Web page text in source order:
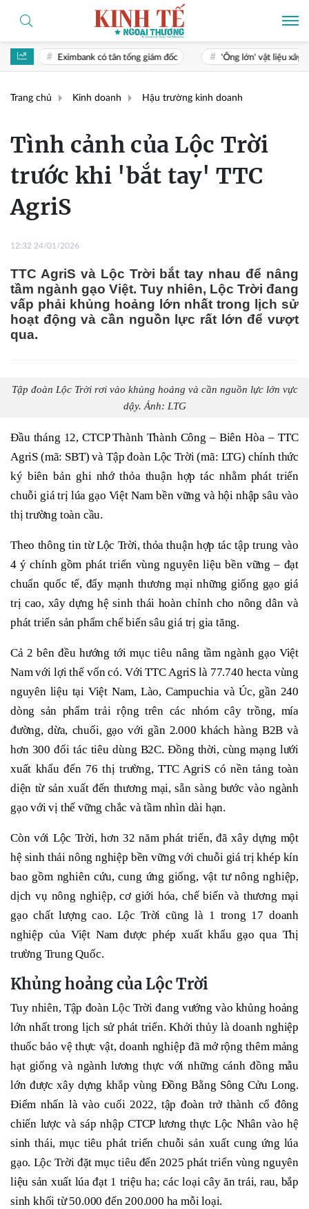
có tân tổng giám đốc 'Ông lớn' vật liệu xây dựng Thái Lan
Trang chủ Kinh doanh Hậu trường kinh doanh
Tình cảnh của Lộc Trời
trước khi 'bắt tay' TTC
AgriS
12:32 24/01/2026
TTC AgriS và Lộc Trời bắt tay nhau để nâng
tầm ngành gạo Việt. Tuy nhiên, Lộc Trời đang
vấp phải khủng hoảng lớn nhất trong lịch sử
hoạt động và cần nguồn lực rất lớn để vượt
qua.
Tập đoàn Lộc Trời rơi vào khủng hoảng và cần nguồn lực lớn vực
dậy. Ảnh: LTG
Đầu tháng 12, CTCP Thành Thành Công – Biên Hòa – TTC
AgriS (mã: SBT) và Tập đoàn Lộc Trời (mã: LTG) chính thức
ký biên bản ghi nhớ thỏa thuận hợp tác nhằm phát triển
chuỗi giá trị lúa gạo Việt Nam bền vững và hội nhập sâu vào
thị trường toàn cầu.
Theo thông tin từ Lộc Trời, thỏa thuận hợp tác tập trung vào
4 ý chính gồm phát triển vùng nguyên liệu bền vững – đạt
chuẩn quốc tế, đẩy mạnh thương mại những giống gạo giá
trị cao, xây dựng hệ sinh thái hoàn chỉnh cho nông dân và
phát triển sản phẩm chế biến sâu giá trị gia tăng.
Cả 2 bên đều hướng tới mục tiêu nâng tầm ngành gạo Việt
Nam với lợi thế vốn có. Với TTC AgriS là 77.740 hecta vùng
nguyên liệu tại Việt Nam, Lào, Campuchia và Úc, gần 240
dòng sản phẩm trải rộng trên các nhóm cây trồng, mía
đường, dừa, chuối, gạo với gần 2.000 khách hàng B2B và
hơn 300 đối tác tiêu dùng B2C. Đồng thời, cùng mạng lưới
xuất khẩu đến 76 thị trường, TTC AgriS có nền tảng toàn
diện từ sản xuất đến thương mại, sẵn sàng bước vào ngành
gạo với vị thế vững chắc và tầm nhìn dài hạn.
Còn với Lộc Trời, hơn 32 năm phát triển, đã xây dựng một
hệ sinh thái nông nghiệp bền vững với chuỗi giá trị khép kín
bao gồm nghiên cứu, cung ứng giống, vật tư nông nghiệp,
dịch vụ nông nghiệp, cơ giới hóa, chế biến và thương mại
gạo chất lượng cao. Lộc Trời cũng là 1 trong 17 doanh
nghiệp của Việt Nam được phép xuất khẩu gạo qua Thị
trường Trung Quốc.
Khủng hoảng của Lộc Trời
Tuy nhiên, Tập đoàn Lộc Trời đang vướng vào khủng hoảng
lớn nhất trong lịch sử phát triển. Khởi thủy là doanh nghiệp
thuốc bảo vệ thực vật, doanh nghiệp đã mở rộng thêm mảng
hạt giống và ngành lương thực với những cánh đồng mẫu
lớn được xây dựng khắp vùng Đồng Bằng Sông Cửu Long.
Điểm nhấn là vào cuối 2022, tập đoàn trở thành cổ đông
chiến lược và sáp nhập CTCP lương thực Lộc Nhân vào hệ
sinh thái, mục tiêu phát triển chuỗi sản xuất cung ứng lúa
gạo. Lộc Trời đặt mục tiêu đến 2025 phát triển vùng nguyên
liệu sản xuất lúa đạt 1 triệu ha; các loại cây ăn trái, rau, bắp
sinh khối từ 50.000 đến 200.000 ha mỗi loại.